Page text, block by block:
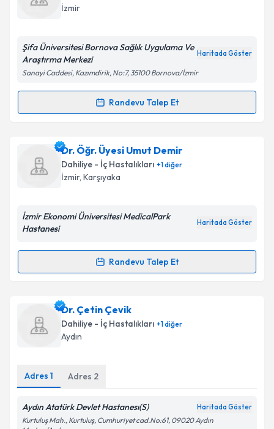
E-posta Adresiniz
Kişisel verilerimin işlenmesine ilişkin
Metni'ni okudum ve kişisel verilerimin belirtilen
kapsamda işlenmesini kabul ediyorum.
İzmir
Şifa Üniversitesi Bornova Sağlık Uygulama Ve
Araştırma Merkezi
Haritada Göster
Sanayi Caddesi, Kazımdirik, No:7, 35100 Bornova/İzmir
Randevu Talep Et
Randevu Takvimi Talebi
Dr. Himmet Karacaiçin randevu takvimi talebi
oluşturun. Size bu uzmandan randevu almanız için bir
takvim hazırlandığında e-posta ile bilgilendireceğiz.
Kişisel verilerimin işlenmesine ilişkin
Metni'ni okudum ve kişisel verilerimin belirtilen
Takvim Talebini Gönder
Dr. Öğr. Üyesi Umut Demir
Dahiliye - İç Hastalıkları +1diğer
İzmir, Karşıyaka
İzmir Ekonomi Üniversitesi MedicalPark
Hastanesi
Haritada Göster
Randevu Talep Et
Randevu Takvimi Talebi
Dr. Öğr. Üyesi Umut Demir
talebi oluşturun. Size bu uzmandan randevu almanız
için bir takvim hazırlandığında e-posta ile
bilgilendireceğiz.
Dr. Çetin Çevik
Dahiliye - İç Hastalıkları +1diğer
Aydın
Adres 1 Adres 2
Aydın Atatürk Devlet Hastanesı(S) Haritada Göster
Kurtuluş Mah., Kurtuluş, Cumhuriyet cad.No:61, 09020 Aydın